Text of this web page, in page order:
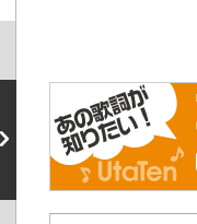
Presence Remix (feat. T-
Daichi Yamamoto, NENE, BIM,
KID FRESINO) - STUTS ＆松